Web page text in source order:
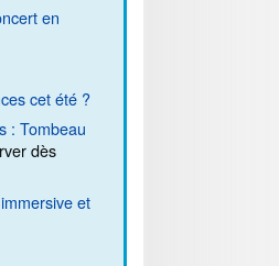
en
cet été ?
: Tombeau
dès
et